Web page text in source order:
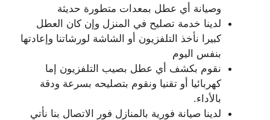
وصيانة أي عطل بمعدات متطورة حديثة
لدينا خدمة تصليح في المنزل وإن كان العطل
كبيرا نأخذ التلفزيون أو الشاشة لورشاتنا وإعادتها
بنفس اليوم
نقوم بكشف أي عطل بصيب التلفزيون إما
كهربائيا أو تقنيا ونقوم بتصليحه بسرعة ودقة
بالأداء.
لدينا صيانة فورية بالمنازل فور الاتصال بنا نأتي